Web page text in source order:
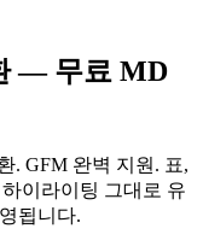
— 무료 MD
. GFM 완벽 지원. 표,
이라이팅 그대로 유
됩니다.